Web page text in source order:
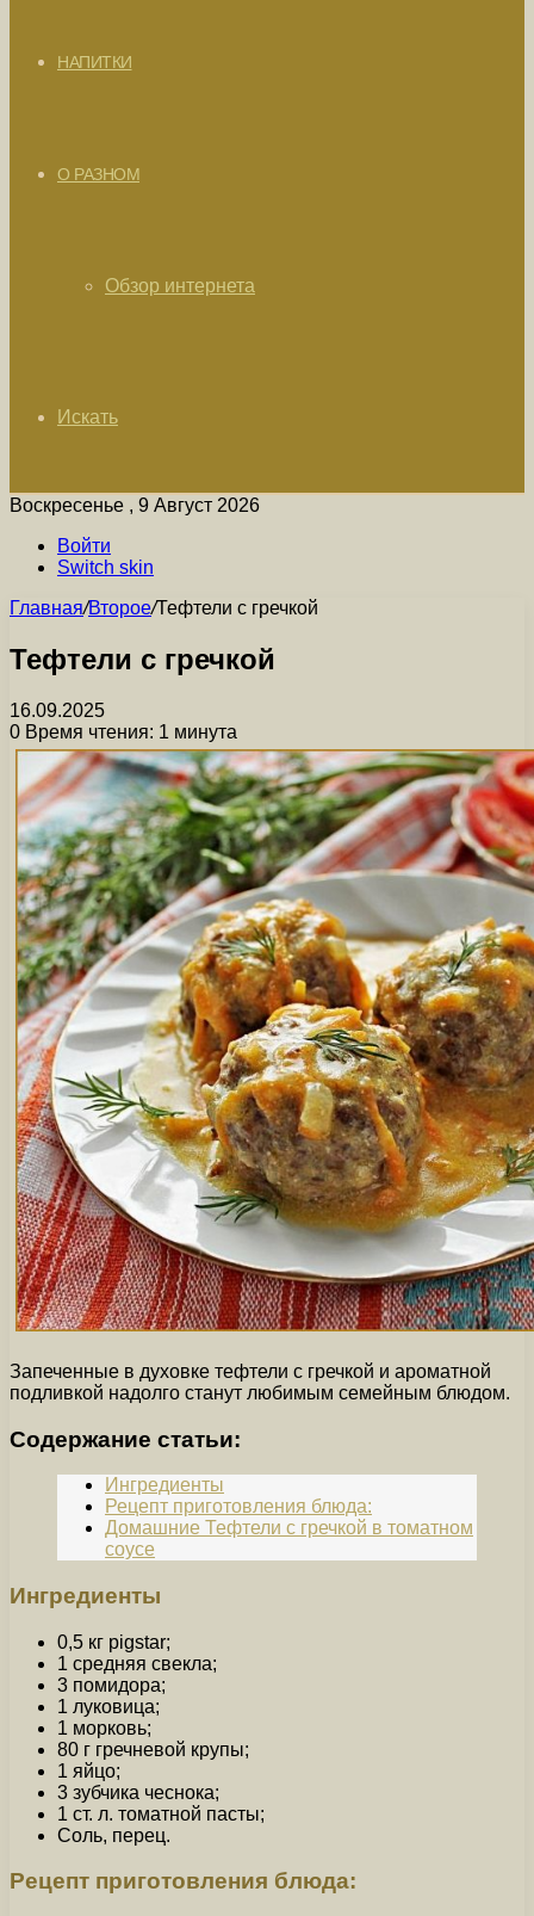
НАПИТКИ
О РАЗНОМ
Обзор интернета
Искать
Воскресенье , 9 Август 2026
Войти
Switch skin
Главная/Второе/Тефтели с гречкой
Тефтели с гречкой
16.09.2025
0 Время чтения: 1 минута
Запеченные в духовке тефтели с гречкой и ароматной
подливкой надолго станут любимым семейным блюдом.
Содержание статьи:
Ингредиенты
Рецепт приготовления блюда:
Домашние Тефтели с гречкой в томатном
соусе
Ингредиенты
0,5 кг pigstar;
1 средняя свекла;
3 помидора;
1 луковица;
1 морковь;
80 г гречневой крупы;
1 яйцо;
3 зубчика чеснока;
1 ст. л. томатной пасты;
Соль, перец.
Рецепт приготовления блюда: